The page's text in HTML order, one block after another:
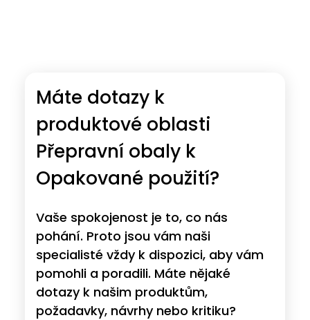
Máte dotazy k
produktové oblasti
Přepravní obaly k
Opakované použití?
Vaše spokojenost je to, co nás
pohání. Proto jsou vám naši
specialisté vždy k dispozici, aby vám
pomohli a poradili. Máte nějaké
dotazy k našim produktům,
požadavky, návrhy nebo kritiku?